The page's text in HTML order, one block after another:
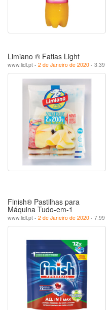
Limiano ® Fatias Light
www.lidl.pt - 2 de Janeiro de 2020 - 3.39
Finish® Pastilhas para
Máquina Tudo-em-1
www.lidl.pt - 2 de Janeiro de 2020 - 7.99